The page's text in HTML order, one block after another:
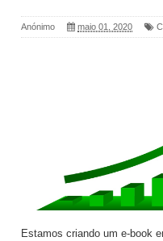
Anónimo maio 01, 2020
Estamos criando um e-book